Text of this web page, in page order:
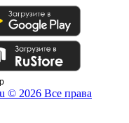
© 2026 Все права